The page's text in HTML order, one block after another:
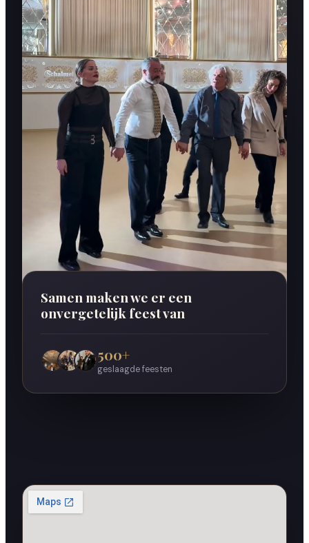
Onvergetelijke bruiloften
Samen maken we er een
onvergetelijk feest van
500+
geslaagde feesten